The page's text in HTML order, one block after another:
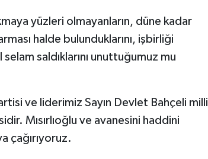
yüzleri olmayanların, düne kadar
halde bulunduklarını, işbirliği
selam saldıklarını unuttuğumuz mu
ve liderimiz Sayın Devlet Bahçeli milli
Mısırlıoğlu ve avanesini haddini
çağırıyoruz.